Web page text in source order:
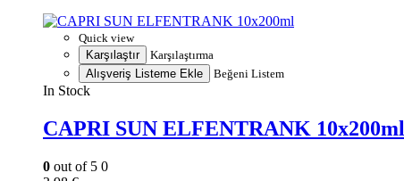
Quick view
Karşılaştır
Karşılaştırma
Alışveriş Listeme Ekle
Beğeni Listem
In Stock
CAPRI SUN ELFENTRANK 10x200ml
0 out of 5 0